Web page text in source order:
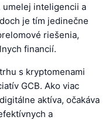
umelej inteligencii a
je tím jedinečne
riešenia,
financií.
s kryptomenami
GCB. Ako viac
aktíva, očakáva
a